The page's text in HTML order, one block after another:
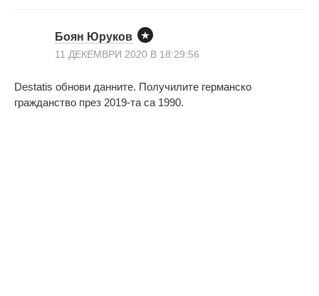
Боян Юруков
11 ДЕКЕМВРИ 2020 В 18:29:56
Destatis обнови данните. Получилите германско
гражданство през 2019-та са 1990.